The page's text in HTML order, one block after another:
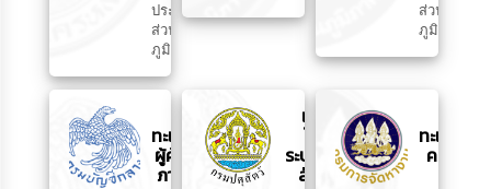
ประปา
ส่วน
ภูมิภาค
ส่วน
ภูมิภาค
ทะเบียน
ผู้ค้ากับ
ภาครัฐ
แจ้ง
โรค
ระบาด
สัตว์
ทะเบียน
คนว่าง